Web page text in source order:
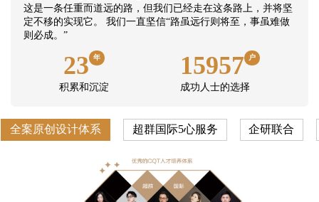
这是一条任重而道远的路，但我们已经走在这条路上，并将坚
定不移的实现它。 我们一直坚信“路虽远行则将至，事虽难做
则必成。”
23 年
积累和沉淀
15957 户
成功人士的选择
全案原创设计体系 超群国际5心服务 企研联合